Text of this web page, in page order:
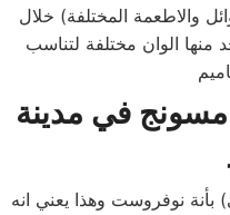
والاطعمة المختلفة) خلال
منها الوان مختلفة لتناسب
في مدينة
نوفروست وهذا يعني انه